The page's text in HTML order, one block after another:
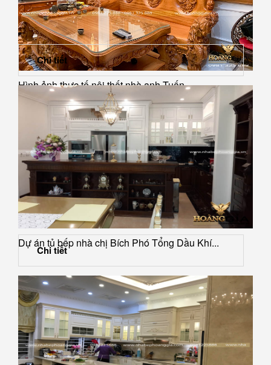
Hình ảnh thực tế nội thất nhà anh Tuấn
Chi tiết
Dự án tủ bếp nhà chị Bích Phó Tổng Dầu Khí...
Chi tiết